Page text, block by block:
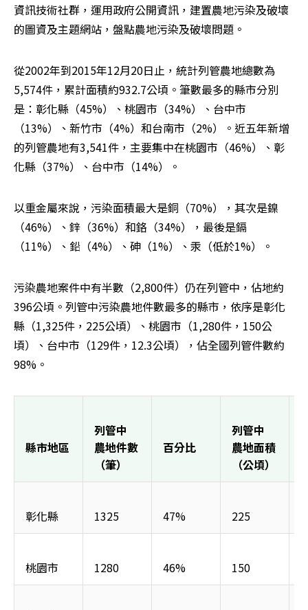
資訊技術社群，運用政府公開資訊，建置農地污染及破壞
的圖資及主題網站，盤點農地污染及破壞問題。
從2002年到2015年12月20日止，統計列管農地總數為
5,574件，累計面積約932.7公頃。筆數最多的縣市分別
是：彰化縣（45%）、桃園市（34%）、台中市
（13%）、新竹市（4%）和台南市（2%）。近五年新增
的列管農地有3,541件，主要集中在桃園市（46%）、彰
化縣（37%）、台中市（14%）。
以重金屬來說，污染面積最大是銅（70%），其次是鎳
（46%）、鋅（36%）和鉻（34%），最後是鎘
（11%）、鉛（4%）、砷（1%）、汞（低於1%）。
污染農地案件中有半數（2,800件）仍在列管中，佔地約
396公頃。列管中污染農地件數最多的縣市，依序是彰化
縣（1,325件，225公頃）、桃園市（1,280件，150公
頃）、台中市（129件，12.3公頃），佔全國列管件數約
98%。
縣市地區
列管中
農地件數
（筆）
百分比
列管中
農地面積
（公頃）
彰化縣 1325 47% 225
桃園市 1280 46% 150